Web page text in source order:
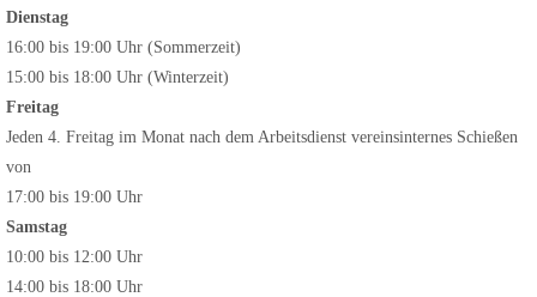
Dienstag
16:00 bis 19:00 Uhr (Sommerzeit)
15:00 bis 18:00 Uhr (Winterzeit)
Freitag
Jeden 4. Freitag im Monat nach dem Arbeitsdienst vereinsinternes Schießen
von
17:00 bis 19:00 Uhr
Samstag
10:00 bis 12:00 Uhr
14:00 bis 18:00 Uhr